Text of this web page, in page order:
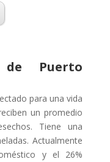
de Puerto
para una vida
un promedio
Tiene una
Actualmente
y el 26%